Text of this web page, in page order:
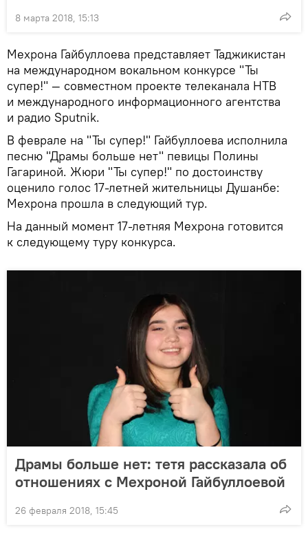
8 марта 2018, 15:13
Мехрона Гайбуллоева представляет Таджикистан
на международном вокальном конкурсе "Ты
супер!" — совместном проекте телеканала НТВ
и международного информационного агентства
и радио Sputnik.
В феврале на "Ты супер!" Гайбуллоева исполнила
песню "Драмы больше нет" певицы Полины
Гагариной. Жюри "Ты супер!" по достоинству
оценило голос 17-летней жительницы Душанбе:
Мехрона прошла в следующий тур.
На данный момент 17-летняя Мехрона готовится
к следующему туру конкурса.
Драмы больше нет: тетя рассказала об
отношениях с Мехроной Гайбуллоевой
26 февраля 2018, 15:45